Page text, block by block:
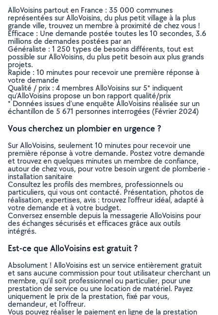
AlloVoisins partout en France : 35 000 communes
représentées sur AlloVoisins, du plus petit village à la plus
grande ville, trouvez un membre à proximité de chez vous !
Efficace : Une demande postée toutes les 10 secondes, 3.6
millions de demandes postées par an
Généraliste : 1 250 types de besoins différents, tout est
possible sur AlloVoisins, du plus petit besoin aux plus grands
projets.
Rapide : 10 minutes pour recevoir une première réponse à
votre demande
Qualité / prix : 4 membres AlloVoisins sur 5* indiquent
qu’AlloVoisins propose un bon rapport qualité/prix
* Données issues d’une enquête AlloVoisins réalisée sur un
échantillon de 5 671 personnes interrogées (Février 2024)
Vous cherchez un plombier en urgence ?
Sur AlloVoisins, seulement 10 minutes pour recevoir une
première réponse à votre demande. Postez votre demande
et trouvez en quelques minutes un membre de confiance,
autour de chez vous, pour votre besoin urgent de plomberie -
installation sanitaire
Consultez les profils des membres, professionnels ou
particuliers, qui vous ont contacté. Présentation, photos de
réalisation, expertises, avis : trouvez l'offreur idéal, adapté à
votre demande et à votre budget.
Conversez ensemble depuis la messagerie AlloVoisins pour
des échanges sécurisés et efficaces grâce aux outils
intégrés.
Est-ce que AlloVoisins est gratuit ?
Absolument ! AlloVoisins est un service entièrement gratuit
et sans aucune commission pour tout utilisateur cherchant un
membre, qu’il soit professionnel ou particulier, pour une
prestation de service ou une location de matériel. Payez
uniquement le prix de la prestation, fixé par vous,
demandeur, et l’offreur.
Vous pouvez réaliser le paiement en ligne de la prestation